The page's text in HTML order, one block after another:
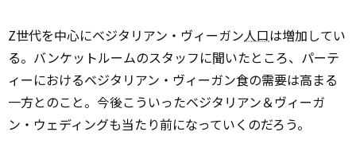
Z世代を中心にベジタリアン・ヴィーガン人口は増加してい
る。バンケットルームのスタッフに聞いたところ、パーテ
ィーにおけるベジタリアン・ヴィーガン食の需要は高まる
一方とのこと。今後こういったベジタリアン＆ヴィーガ
ン・ウェディングも当たり前になっていくのだろう。